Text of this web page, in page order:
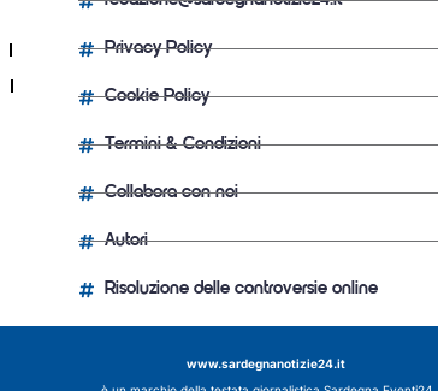
Privacy Policy
Cookie Policy
Termini & Condizioni
Collabora con noi
Autori
Risoluzione delle controversie online
www.sardegnanotizie24.it